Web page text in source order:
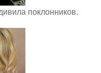
поклонников.